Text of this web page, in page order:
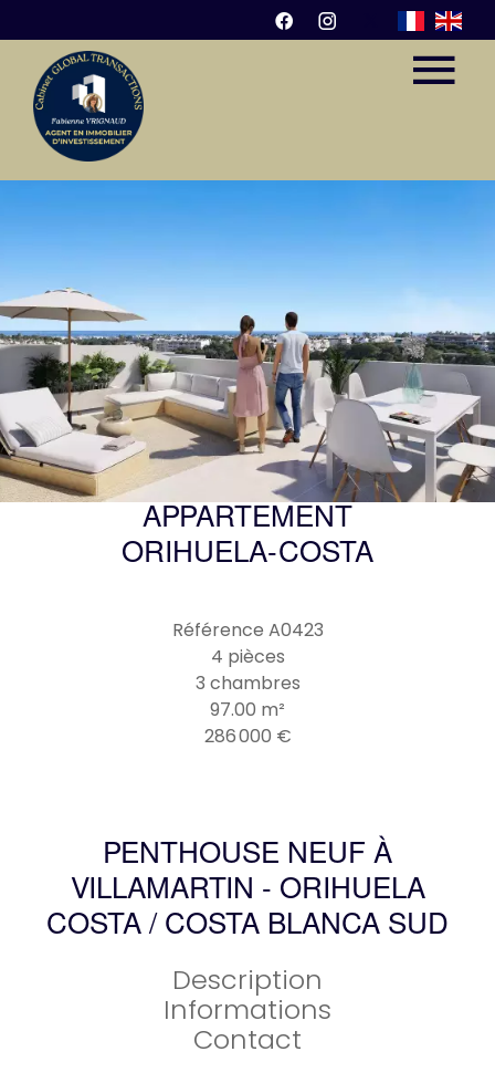
APPARTEMENT
ORIHUELA-COSTA
Référence A0423
4 pièces
3 chambres
97.00 m²
286 000 €
PENTHOUSE NEUF À
VILLAMARTIN - ORIHUELA
COSTA / COSTA BLANCA SUD
Description
Informations
Contact